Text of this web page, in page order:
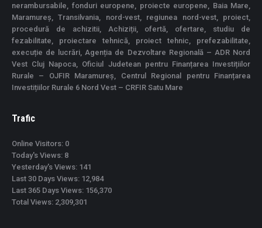
nerambursabile, fonduri europene, proiecte europene, Baia Mare,
Maramureș, Transilvania, nord-vest, regiunea nord-vest, proiect,
procedură de achizitii, Achiziții, ofertă, ofertare, studiu de
fezabilitate, proiectare tehnică, proiect tehnic, prefezabilitate,
execuție de lucrări, Agenția de Dezvoltare Regională – ADR Nord
Vest Cluj Napoca, Oficiul Judetean pentru Finanțarea Investițiilor
Rurale – OJFIR Maramureș, Centrul Regional pentru Finanțarea
Investițiilor Rurale 6 Nord Vest – CRFIR Satu Mare
Trafic
Online Visitors: 0
Today's Views: 8
Yesterday's Views: 141
Last 30 Days Views: 12,984
Last 365 Days Views: 156,370
Total Views: 2,309,301